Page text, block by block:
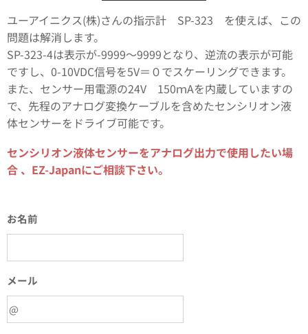
ユーアイニクス(株)さんの指示計 SP-323 を使えば、この
問題は解消します。
SP-323-4は表示が-9999～9999となり、逆流の表示が可能
ですし、0-10VDC信号を5V＝０でスケーリングできます。
また、センサー用電源の24V 150ｍAを内蔵していますの
で、先程のアナログ変換ケーブルを含めたセンシリオン液
体センサーをドライブ可能です。
センシリオン液体センサーをアナログ出力で使用したい場
合 、EZ-Japanにご相談下さい。
お名前
メール